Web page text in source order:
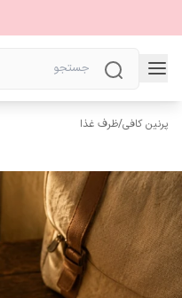
پرنین کافی/ظرف غذا